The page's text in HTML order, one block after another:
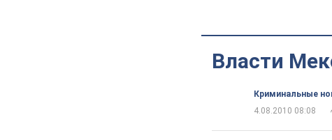
Власти
Криминальные
4.08.2010 08:08